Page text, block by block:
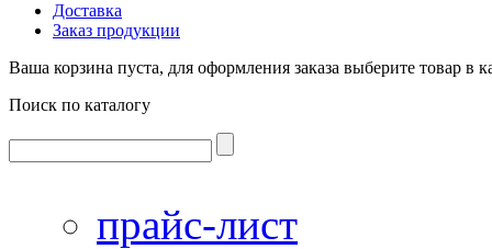
Доставка
Заказ продукции
Ваша корзина пуста, для оформления заказа выберите товар в
Поиск по каталогу
прайс-лист